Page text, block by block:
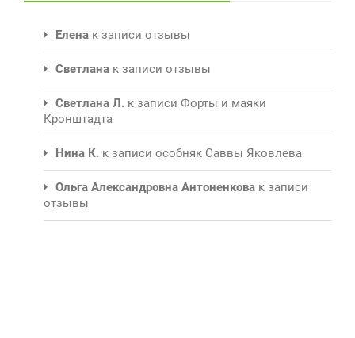
Елена к записи отзывы
Светлана к записи отзывы
Светлана Л. к записи Форты и маяки
Кронштадта
Нина К. к записи особняк Саввы Яковлева
Ольга Александровна Антоненкова к записи
отзывы